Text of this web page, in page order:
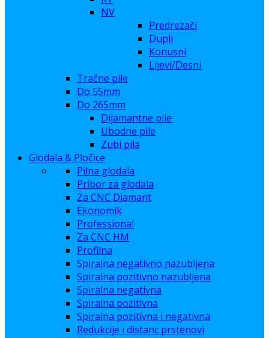
NV
Predrezači
Dupli
Konusni
Lijevi/Desni
Tračne pile
Do 55mm
Do 265mm
Dijamantne pile
Ubodne pile
Zubi pila
Glodala & Pločice
Pilna glodala
Pribor za glodala
Za CNC Diamant
Ekonomik
Professional
Za CNC HM
Profilna
Spiralna negativno nazubljena
Spiralna pozitivno nazubljena
Spiralna negativna
Spiralna pozitivna
Spiralna pozitivna i negativna
Redukcije i distanc prstenovi